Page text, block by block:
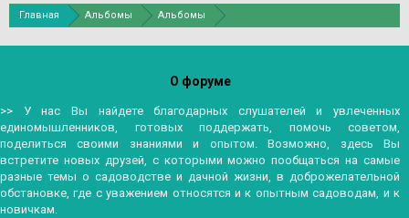
Главная Альбомы Альбомы
О форуме
>> У нас Вы найдете благодарных слушателей и увлеченных
единомышленников, готовых поддержать, помочь советом,
поделиться своими знаниями и опытом. Возможно, здесь Вы
встретите новых друзей, с которыми можно пообщаться на самые
разные темы о садоводстве и дачной жизни, в доброжелательной
обстановке, где с уважением относятся и к опытным садоводам, и к
новичкам.